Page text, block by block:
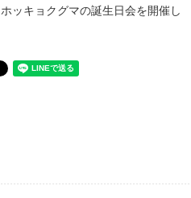
ッキョクグマの誕生日会を開催し